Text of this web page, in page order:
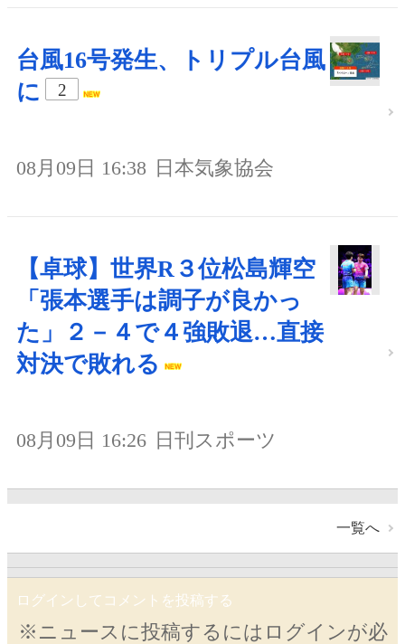
台風16号発生、トリプル台風
に
2
08月09日 16:38 日本気象協会
【卓球】世界R３位松島輝空
「張本選手は調子が良かっ
た」２－４で４強敗退…直接
対決で敗れる
08月09日 16:26 日刊スポーツ
一覧へ
ログインしてコメントを投稿する
※ニュースに投稿するにはログインが必